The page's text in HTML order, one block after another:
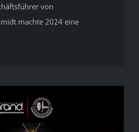
von
machte 2024 eine